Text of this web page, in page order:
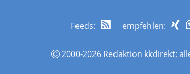
Feeds: empfehlen:
2000-2026 Redaktion kkdirekt;